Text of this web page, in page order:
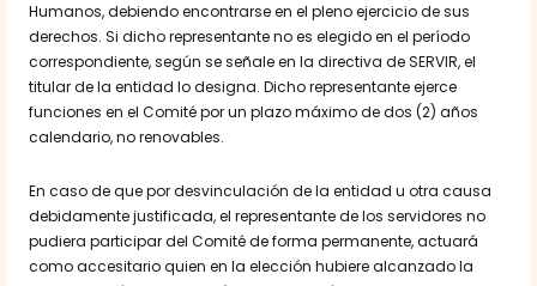
Humanos, debiendo encontrarse en el pleno ejercicio de sus
derechos. Si dicho representante no es elegido en el período
correspondiente, según se señale en la directiva de SERVIR, el
titular de la entidad lo designa. Dicho representante ejerce
funciones en el Comité por un plazo máximo de dos (2) años
calendario, no renovables.
En caso de que por desvinculación de la entidad u otra causa
debidamente justificada, el representante de los servidores no
pudiera participar del Comité de forma permanente, actuará
como accesitario quien en la elección hubiere alcanzado la